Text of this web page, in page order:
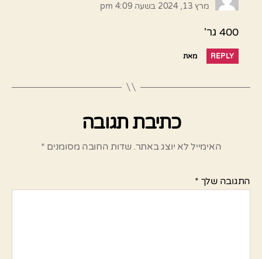
מרץ 13, 2024 בשעה 4:09 pm
400 גר'
REPLY מאת
כתיבת תגובה
האימייל לא יוצג באתר. שדות החובה מסומנים *
התגובה שלך *